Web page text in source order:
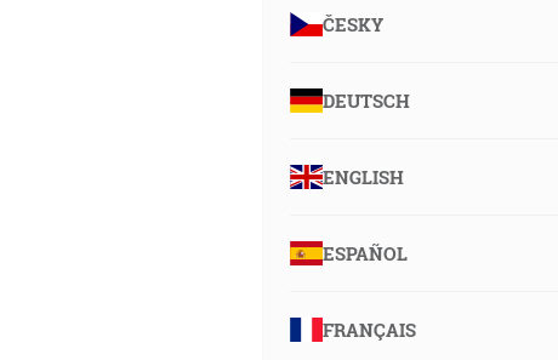
ČESKY
DEUTSCH
ENGLISH
ESPAÑOL
FRANÇAIS